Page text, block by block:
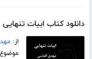
دانلود کتاب ابیات تنهایی
از: